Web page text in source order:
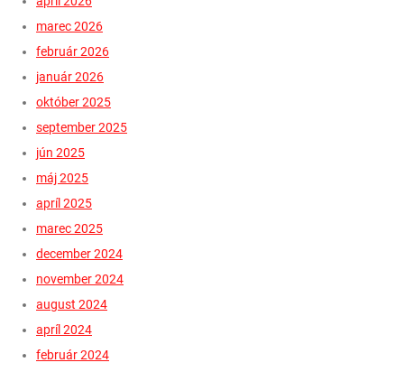
marec 2026
február 2026
január 2026
október 2025
september 2025
jún 2025
máj 2025
apríl 2025
marec 2025
december 2024
november 2024
august 2024
apríl 2024
február 2024